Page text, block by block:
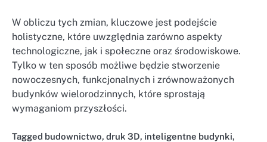
W obliczu tych zmian, kluczowe jest podejście
holistyczne, które uwzględnia zarówno aspekty
technologiczne, jak i społeczne oraz środowiskowe.
Tylko w ten sposób możliwe będzie stworzenie
nowoczesnych, funkcjonalnych i zrównoważonych
budynków wielorodzinnych, które sprostają
wymaganiom przyszłości.
Tagged budownictwo, druk 3D, inteligentne budynki,